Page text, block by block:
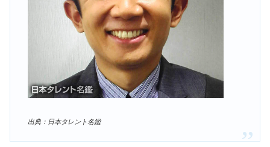
出典：日本タレント名鑑